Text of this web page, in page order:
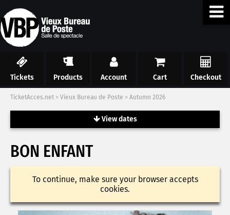
Tickets Products Account Cart Checkout
TicketAcces.net > Vieux Bureau de Poste > Autumn 2026
View dates
BON ENFANT
To continue, make sure your browser accepts
cookies.